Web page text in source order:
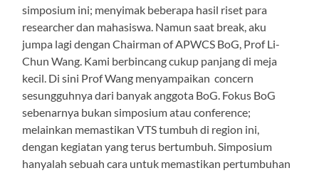
simposium ini; menyimak beberapa hasil riset para
researcher dan mahasiswa. Namun saat break, aku
jumpa lagi dengan Chairman of APWCS BoG, Prof Li-
Chun Wang. Kami berbincang cukup panjang di meja
kecil. Di sini Prof Wang menyampaikan concern
sesungguhnya dari banyak anggota BoG. Fokus BoG
sebenarnya bukan simposium atau conference;
melainkan memastikan VTS tumbuh di region ini,
dengan kegiatan yang terus bertumbuh. Simposium
hanyalah sebuah cara untuk memastikan pertumbuhan